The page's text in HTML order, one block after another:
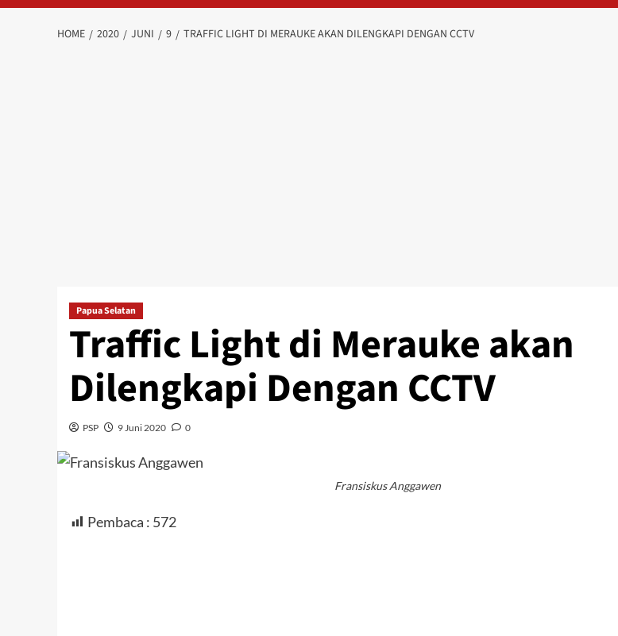
HOME 2020 JUNI 9 TRAFFIC LIGHT DI MERAUKE AKAN DILENGKAPI DENGAN CCTV
Papua Selatan
Traffic Light di Merauke akan
Dilengkapi Dengan CCTV
PSP 9 Juni 2020 0
Fransiskus Anggawen
Pembaca : 572